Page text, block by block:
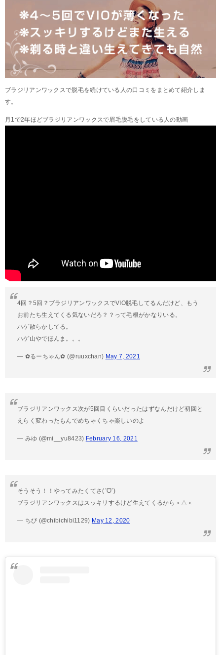
ブラジリアンワックスで脱毛を続けている人の口コミをまとめて紹介しま
す。
月1で2年ほどブラジリアンワックスで眉毛脱毛をしている人の動画
4回？5回？ブラジリアンワックスでVIO脱毛してるんだけど、もう
お前たち生えてくる気ないだろ？？って毛根がかなりいる。
ハゲ散らかしてる。
ハゲ山やでほんま。。。
— ✿るーちゃん✿ (@ruuxchan) May 7, 2021
ブラジリアンワックス次が5回目くらいだったはずなんだけど初回と
えらく変わったもんでめちゃくちゃ楽しいのよ
— みゆ (@mi__yu8423) February 16, 2021
そうそう！！やってみたくてさ(ˊᗜˋ)
ブラジリアンワックスはスッキリするけど生えてくるから＞△＜
— ちび (@chibichibi1129) May 12, 2020